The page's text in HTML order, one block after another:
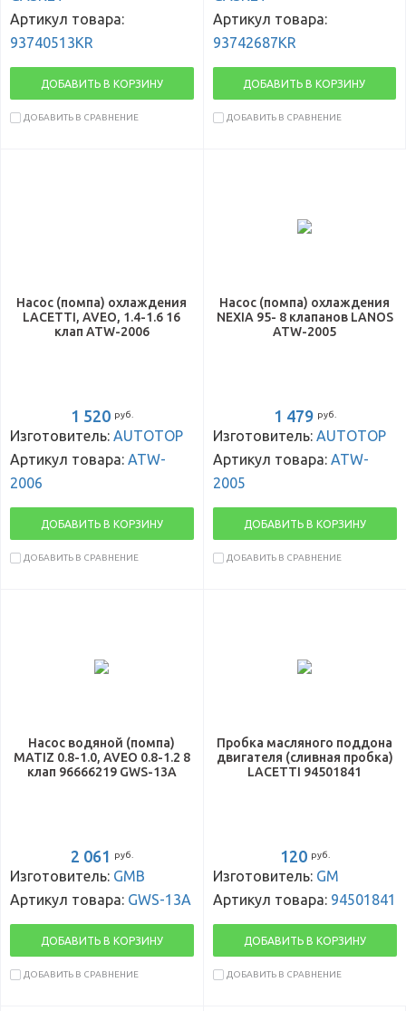
Артикул товара:
93740513KR
ДОБАВИТЬ В КОРЗИНУ
ДОБАВИТЬ В СРАВНЕНИЕ
Артикул товара:
93742687KR
ДОБАВИТЬ В КОРЗИНУ
ДОБАВИТЬ В СРАВНЕНИЕ
Насос (помпа) охлаждения
LACETTI, AVEO, 1.4-1.6 16
клап ATW-2006
1 520 руб.
Изготовитель: AUTOTOP
Артикул товара: ATW-
2006
ДОБАВИТЬ В КОРЗИНУ
ДОБАВИТЬ В СРАВНЕНИЕ
Насос (помпа) охлаждения
NEXIA 95- 8 клапанов LANOS
ATW-2005
1 479 руб.
Изготовитель: AUTOTOP
Артикул товара: ATW-
2005
ДОБАВИТЬ В КОРЗИНУ
ДОБАВИТЬ В СРАВНЕНИЕ
Насос водяной (помпа)
MATIZ 0.8-1.0, AVEO 0.8-1.2 8
клап 96666219 GWS-13A
2 061 руб.
Изготовитель: GMB
Артикул товара: GWS-13A
ДОБАВИТЬ В КОРЗИНУ
ДОБАВИТЬ В СРАВНЕНИЕ
Пробка масляного поддона
двигателя (сливная пробка)
LACETTI 94501841
120 руб.
Изготовитель: GM
Артикул товара: 94501841
ДОБАВИТЬ В КОРЗИНУ
ДОБАВИТЬ В СРАВНЕНИЕ